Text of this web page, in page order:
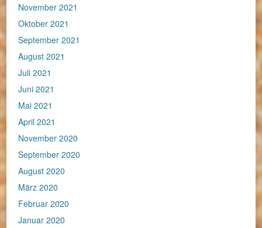
November 2021
Oktober 2021
September 2021
August 2021
Juli 2021
Juni 2021
Mai 2021
April 2021
November 2020
September 2020
August 2020
März 2020
Februar 2020
Januar 2020